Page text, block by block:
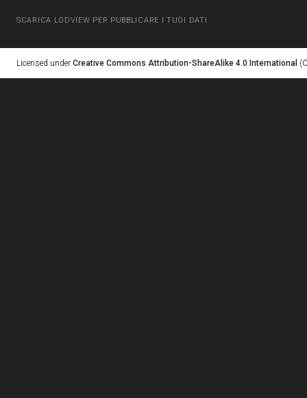
SCARICA LODVIEW PER PUBBLICARE I TUOI DATI
Licensed under Creative Commons Attribution-ShareAlike 4.0 International